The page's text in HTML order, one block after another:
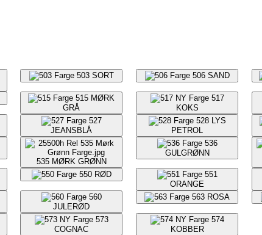
503 SORT 506 SAND
515 MØRK
GRÅ
517
KOKS
527
JEANSBLÅ
528 LYS
PETROL
535 MØRK GRØNN
536
GULGRØNN
550 RØD
551
ORANGE
560
JULERØD
563 ROSA
573
COGNAC
574
KOBBER